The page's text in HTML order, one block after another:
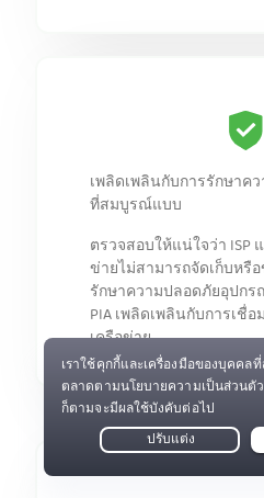
เพลิดเพลินกับการรักษาค
ที่สมบูรณ์แบบ
ตรวจสอบให้แน่ใจว่า ISP
ข่ายไม่สามารถจัดเก็บห
รักษาความปลอดภัยอุปก
PIA เพลิดเพลินกับการเชื่
เครือข่าย